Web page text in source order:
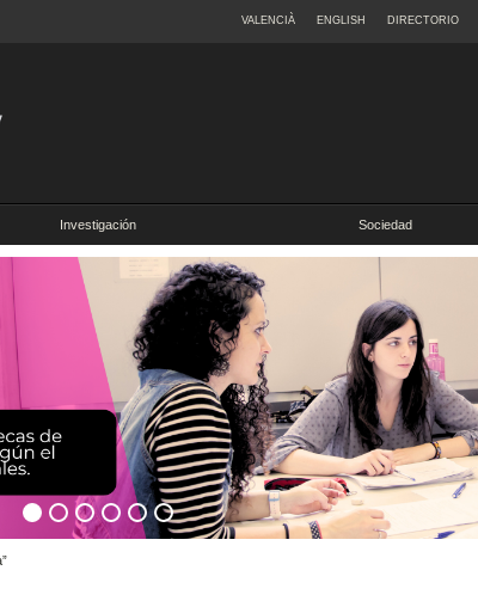
VALENCIÀ ENGLISH DIRECTORIO
Investigación Sociedad